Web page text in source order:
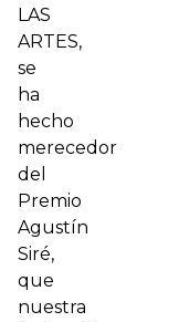
LAS
ARTES,
se
ha
hecho
merecedor
del
Premio
Agustín
Siré,
que
nuestra